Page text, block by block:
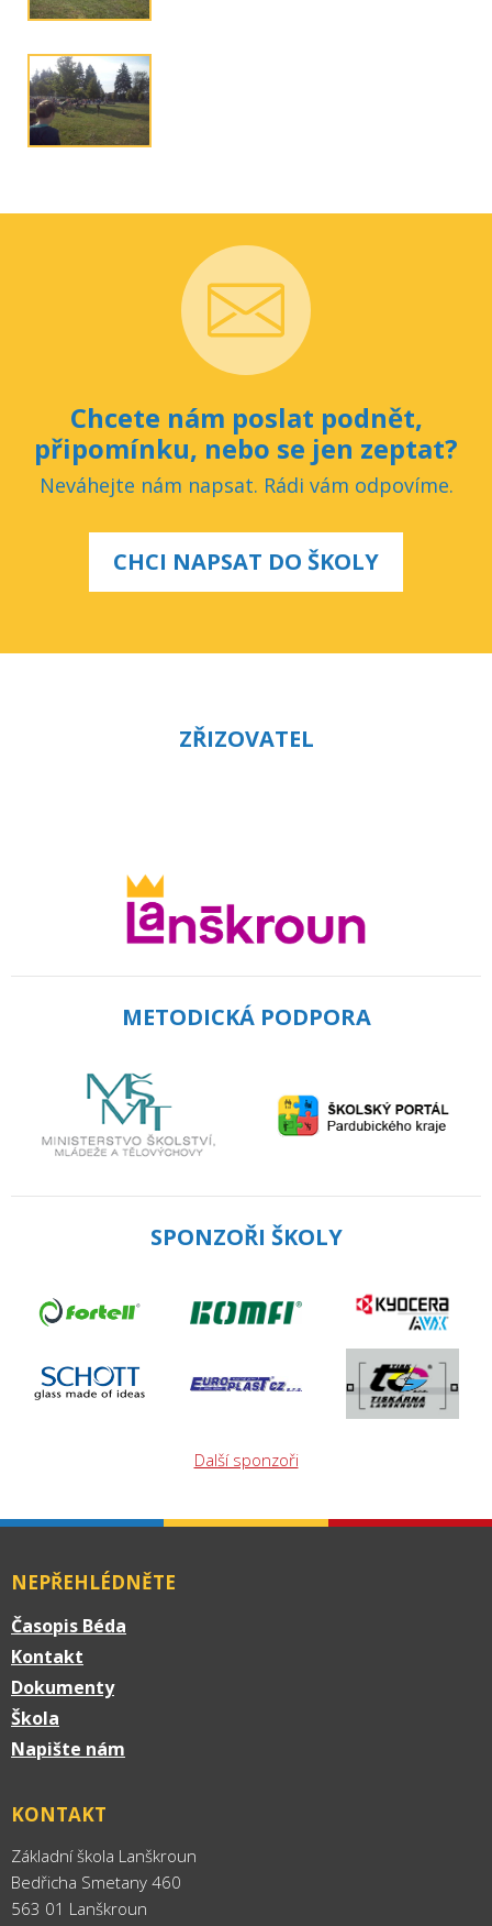
Chcete nám poslat podnět,
připomínku, nebo se jen zeptat?
Neváhejte nám napsat. Rádi vám odpovíme.
CHCI NAPSAT DO ŠKOLY
ZŘIZOVATEL
METODICKÁ PODPORA
SPONZOŘI ŠKOLY
Další sponzoři
NEPŘEHLÉDNĚTE
Časopis Béda
Kontakt
Dokumenty
Škola
Napište nám
KONTAKT
Základní škola Lanškroun
Bedřicha Smetany 460
563 01 Lanškroun